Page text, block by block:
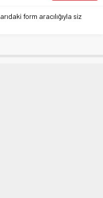
form aracılığıyla siz